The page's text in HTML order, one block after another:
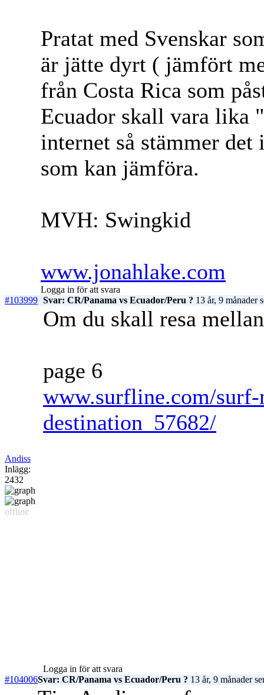
Pratat med Svenskar
är jätte dyrt ( jämfört
från Costa Rica som
Ecuador skall vara lika
internet så stämmer
som kan jämföra.
MVH: Swingkid
www.jonahlake.com
Logga in för att svara
#103999 Svar: CR/Panama vs Ecuador/Peru ? 13 år, 9 månader
Andiss
Inlägg:
2432
offline
Om du skall resa
page 6
www.surfline.com/
destination_57682/
Logga in för att svara
#104006Svar: CR/Panama vs Ecuador/Peru ? 13 år, 9 månader